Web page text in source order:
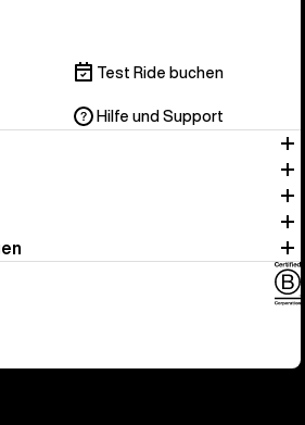
Test Ride buchen
Hilfe und Support